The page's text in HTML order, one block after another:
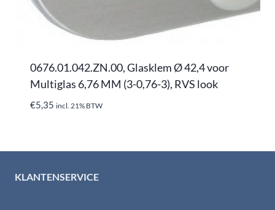
0676.01.042.ZN.00, Glasklem Ø 42,4 voor
Multiglas 6,76 MM (3-0,76-3), RVS look
€5,35 incl. 21% BTW
KLANTENSERVICE